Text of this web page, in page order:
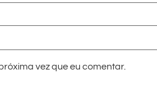
vez que eu comentar.